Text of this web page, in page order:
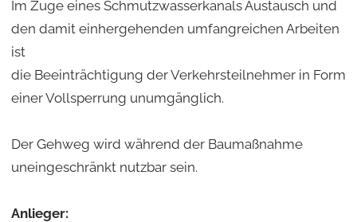
Im Zuge eines Schmutzwasserkanals Austausch und
den damit einhergehenden umfangreichen Arbeiten
ist
die Beeinträchtigung der Verkehrsteilnehmer in Form
einer Vollsperrung unumgänglich.
Der Gehweg wird während der Baumaßnahme
uneingeschränkt nutzbar sein.
Anlieger: